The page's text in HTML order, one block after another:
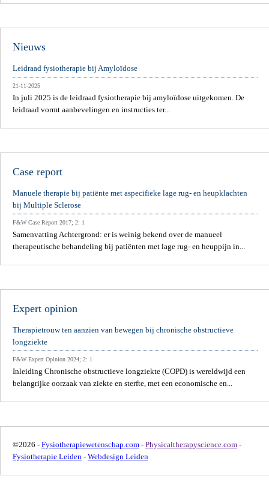
Nieuws
Leidraad fysiotherapie bij Amyloïdose
21-11-2025
In juli 2025 is de leidraad fysiotherapie bij amyloïdose uitgekomen. De
leidraad vormt aanbevelingen en instructies ter...
Case report
Manuele therapie bij patiënte met aspecifieke lage rug- en heupklachten
bij Multiple Sclerose
F&W Case Report 2017; 2: 1
Samenvatting Achtergrond: er is weinig bekend over de manueel
therapeutische behandeling bij patiënten met lage rug- en heuppijn in...
Expert opinion
Therapietrouw ten aanzien van bewegen bij chronische obstructieve
longziekte
F&W Expert Opinion 2024; 2: 1
Inleiding Chronische obstructieve longziekte (COPD) is wereldwijd een
belangrijke oorzaak van ziekte en sterfte, met een economische en...
©2026 - Fysiotherapiewetenschap.com - Physicaltherapyscience.com -
Fysiotherapie Leiden - Webdesign Leiden